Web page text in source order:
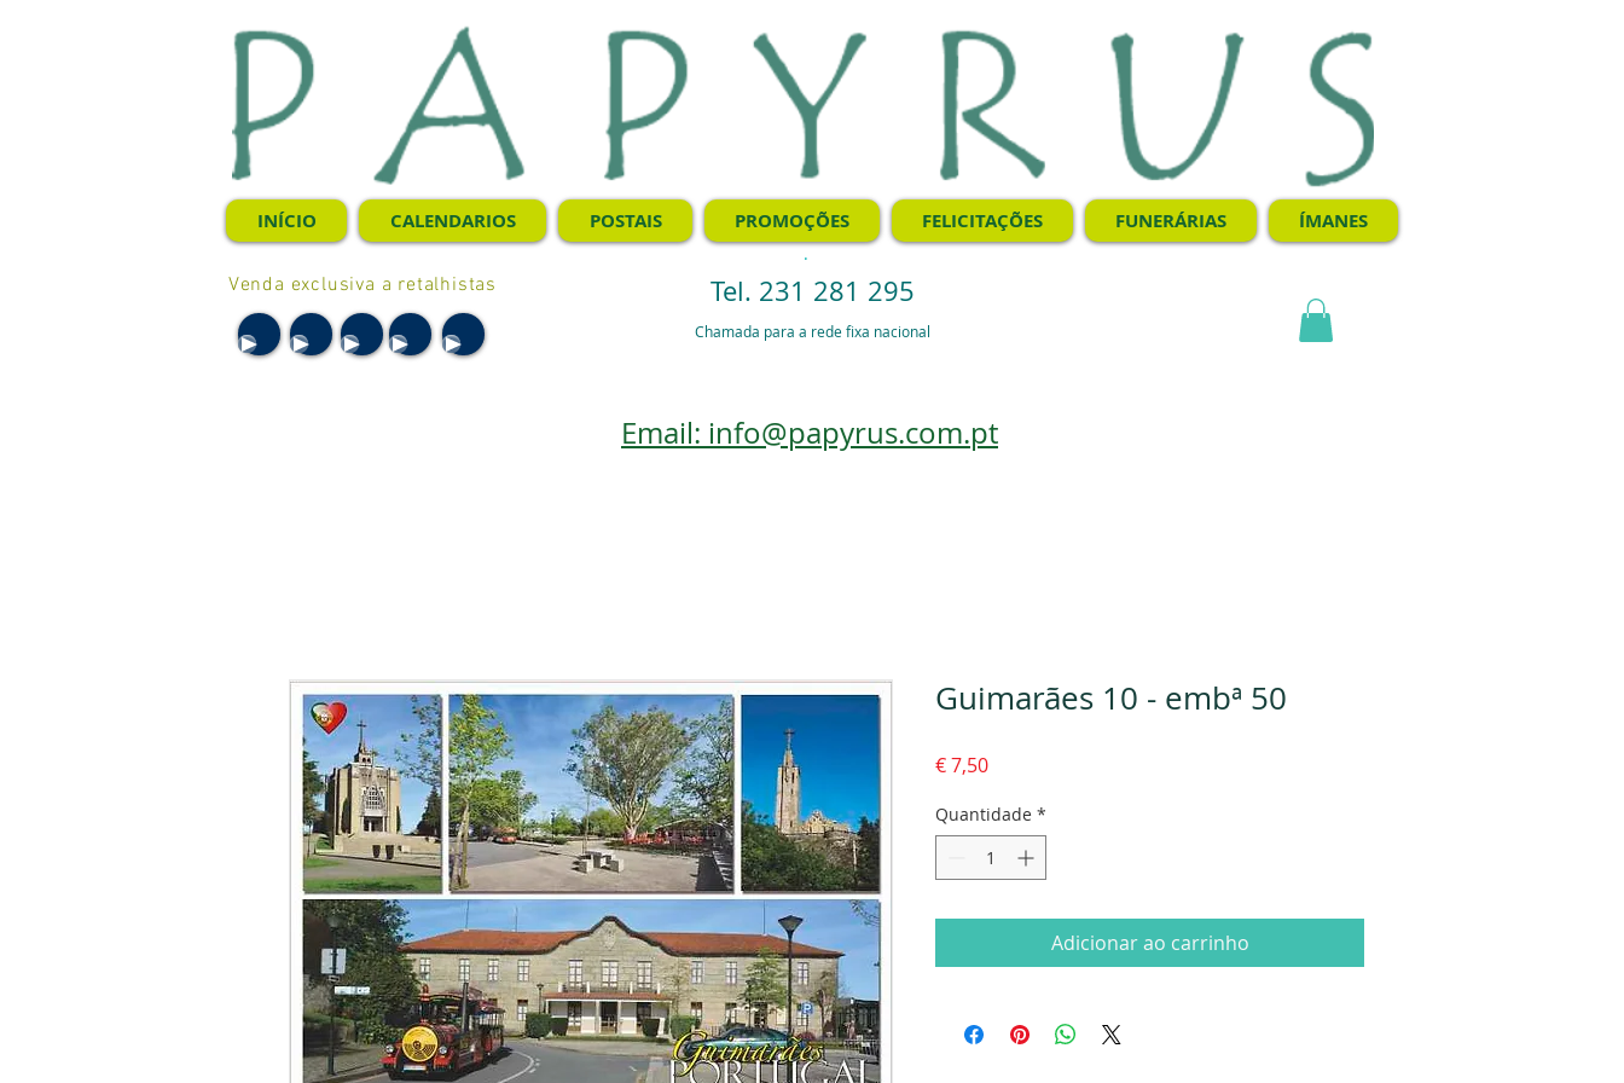
INÍCIO CALENDARIOS POSTAIS PROMOÇÕES FELICITAÇÕES FUNERÁRIAS ÍMANES
.
Venda exclusiva a retalhistas Tel. 231 281 295
Chamada para a rede fixa nacional
Email: info@papyrus.com.pt
Guimarães 10 - embª 50
€ 7,50Preço
Quantidade *
Adicionar ao carrinho